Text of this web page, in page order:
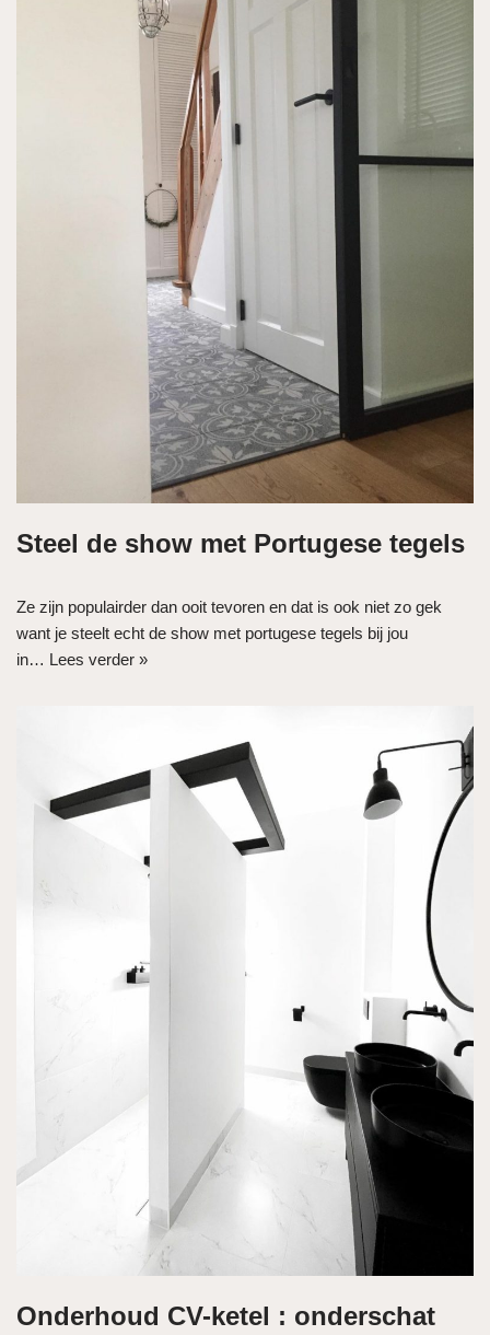
Steel de show met Portugese tegels
Ze zijn populairder dan ooit tevoren en dat is ook niet zo gek
want je steelt echt de show met portugese tegels bij jou
in… Lees verder »
Onderhoud CV-ketel : onderschat